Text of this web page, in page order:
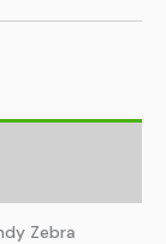
Zebra